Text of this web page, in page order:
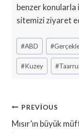
benzer
sitemizi ziyaret
Post
Tags:
#ABD #
#Kuzey #
Yazı
PREVIOUS
Mısır’ın büyük